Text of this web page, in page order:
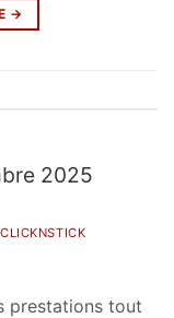
→
2025
CLICKNSTICK
prestations tout